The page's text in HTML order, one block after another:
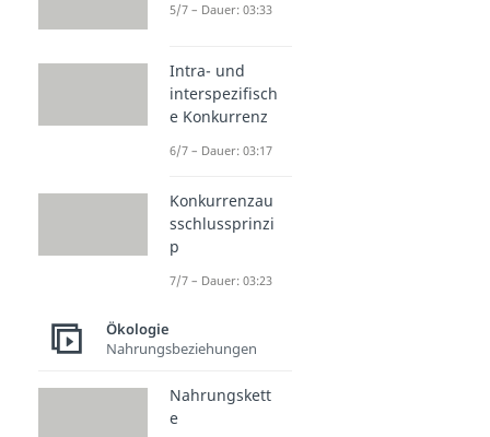
5/7 – Dauer: 03:33
Intra- und
interspezifisch
e Konkurrenz
6/7 – Dauer: 03:17
Konkurrenzau
sschlussprinzi
p
7/7 – Dauer: 03:23
Ökologie
Nahrungsbeziehungen
Nahrungskett
e